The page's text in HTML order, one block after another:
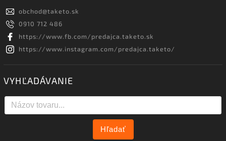
obchod@taketo.sk
0910 712 486
https://www.fb.com/predajca.taketo.sk
https://www.instagram.com/predajca.taketo/
VYHĽADÁVANIE
Hľadať